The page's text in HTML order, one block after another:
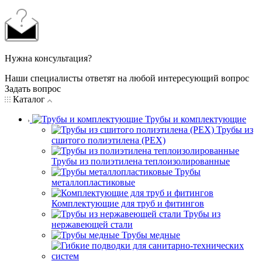
Нужна консультация?
Наши специалисты ответят на любой интересующий вопрос
Задать вопрос
Каталог
Трубы и комплектующие
Трубы из
сшитого полиэтилена (PEX)
Трубы из полиэтилена теплоизолированные
Трубы
металлопластиковые
Комплектующие для труб и фитингов
Трубы из
нержавеющей стали
Трубы медные